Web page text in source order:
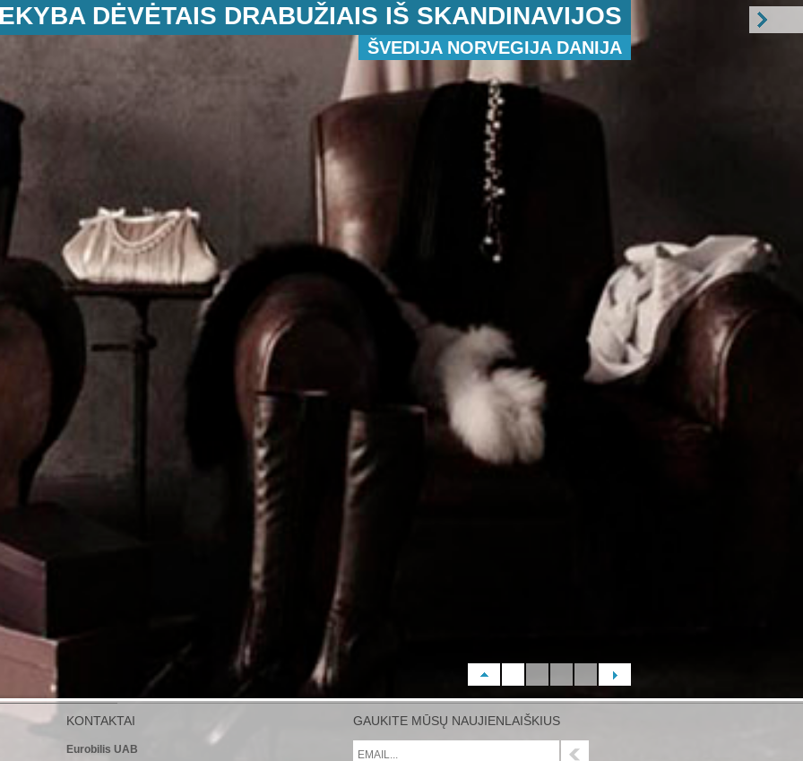
DĖVĖTAIS DRABUŽIAIS IŠ SKANDINAVIJOS
ŠVEDIJA NORVEGIJA DANIJA
KONTAKTAI
Eurobilis UAB
GAUKITE MŪSŲ NAUJIENLAIŠKIUS